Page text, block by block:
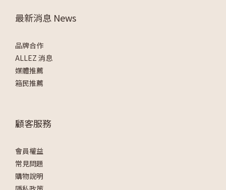
最新消息 News
品牌合作
ALLEZ 消息
媒體推薦
箱民推薦
顧客服務
會員權益
常見問題
購物說明